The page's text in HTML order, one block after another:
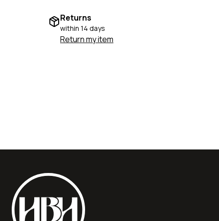
Returns
within 14 days
Return my item